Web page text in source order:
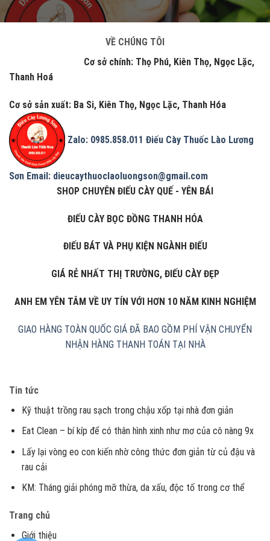
VỀ CHÚNG TÔI
Cơ sở chính: Thọ Phú, Kiên Thọ, Ngọc Lặc,
Thanh Hoá
Cơ sở sản xuất: Ba Si, Kiên Thọ, Ngọc Lặc, Thanh Hóa
Zalo: 0985.858.011 Điếu Cày Thuốc Lào Lương
Sơn Email: dieucaythuoclaoluongson@gmail.com
SHOP CHUYÊN ĐIẾU CÀY QUẾ - YÊN BÁI
ĐIẾU CÀY BỌC ĐỒNG THANH HÓA
ĐIẾU BÁT VÀ PHỤ KIỆN NGÀNH ĐIẾU
GIÁ RẺ NHẤT THỊ TRƯỜNG, ĐIẾU CÀY ĐẸP
ANH EM YÊN TÂM VỀ UY TÍN VỚI HƠN 10 NĂM KINH NGHIỆM
GIAO HÀNG TOÀN QUỐC GIÁ ĐÃ BAO GỒM PHÍ VẬN CHUYỂN
NHẬN HÀNG THANH TOÁN TẠI NHÀ
Tin tức
Kỹ thuật trồng rau sạch trong chậu xốp tại nhà đơn giản
Eat Clean – bí kíp để có thân hình xinh như mơ của cô nàng 9x
Lấy lại vòng eo con kiến nhờ công thức đơn giản từ củ đậu và
rau cải
KM: Tháng giải phóng mỡ thừa, da xấu, độc tố trong cơ thể
Trang chủ
Giới thiệu